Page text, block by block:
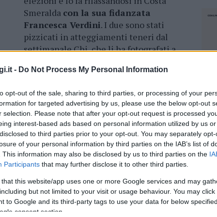
- Do Not Process My Personal Information
opt-out of the sale, sharing to third parties, or processing of your
for targeted advertising by us, please use the below opt-out
selection. Please note that after your opt-out request is processed
interest-based ads based on personal information utilized by us
to third parties prior to your opt-out. You may separately
of your personal information by third parties on the IAB’s list of
This information may also be disclosed by us to third parties on the
Participants that may further disclose it to other third parties.
that this website/app uses one or more Google services and may
but not limited to your visit or usage behaviour. You may
to Google and its third-party tags to use your data for below
consent section.
Smeralda con la sua fidanzata
Francesca Verdini. I due sono stati
pizzicati in atteggiamenti teneri dal
settimanale Chi, che li ha fotografati a
Poltu Cuatu.
in quanto si sta preparando alle elezioni
questo sicuramente chesi è concesso una
con la sua compagna di 19 anni più
si mostra più in forma che mai, sfoggiando